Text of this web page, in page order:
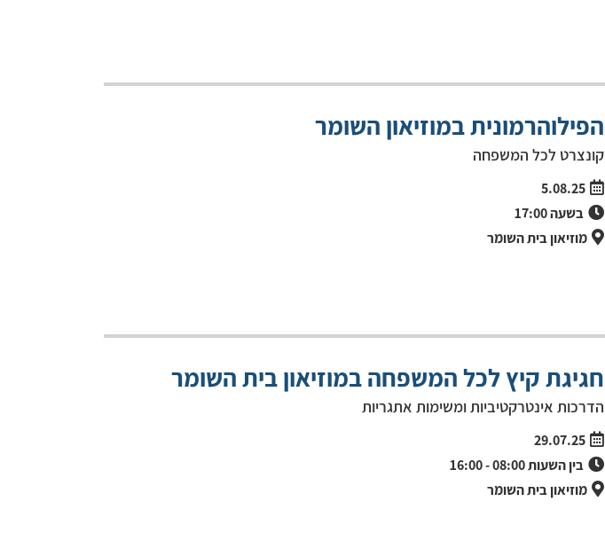
הפילוהרמונית במוזיאון השומר
קונצרט לכל המשפחה
5.08.25
בשעה17:00
מוזיאון בית השומר
חגיגת קיץ לכל המשפחה במוזיאון בית השומר
הדרכות אינטרקטיביות ומשימות אתגריות
29.07.25
בין השעות08:00
-
16:00
מוזיאון בית השומר